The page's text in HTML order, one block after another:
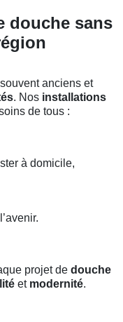
douche sans
anciens et
. Nos installations
de tous :
à domicile,
projet de douche
et modernité.